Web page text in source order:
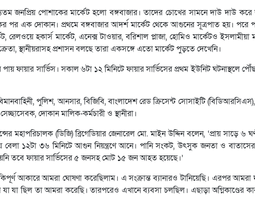
জনপ্রিয় পোশাকের মার্কেট হলো বঙ্গবাজার। তাদের চোখের সামনে দাউ দাউ
এক দোকান। প্রথমে বঙ্গবাজার আদর্শ মার্কেট থেকে আগুনের সূত্রপাত হয়। পরে
রেলওয়ে হকার্স মার্কেট, এনেক্স টাওয়ার, বরিশাল প্লাজা, হোমিও মার্কেটও ইসলামীয়া
স্থানীয়রাসহ প্রশাসন বলছে তারা একসঙ্গে এতো মার্কেট পুড়তে দেখেনি।
ফায়ার সার্ভিস। সকাল ৬টা ১২ মিনিটে ফায়ার সার্ভিসের প্রথম ইউনিট ঘটনাস্থলে
পুলিশ, আনসার, বিজিবি, বাংলাদেশ রেড ক্রিসেন্ট সোসাইটি
দোকান মালিক-কর্মচারী ও স্থানীরা।
মহাপরিচালক (ডিজি) ব্রিগেডিয়ার জেনারেল মো. মাইন উদ্দিন বলেন, ‘প্রায় সাড়ে
বেলা ১২টা ৩৬ মিনিটে আগুন নিয়ন্ত্রণে আনে। পানি সংকট, উৎসুক জনতা ও
তবে ফায়ার সার্ভিসের ৫ জনসহ মোট ১৫ জন আহত হয়েছে।’
আকারে আমরা ঘোষণা করেছিলাম। এ সংক্রান্ত ব্যানারও টানিয়েছি। এরপর আমরা
যা ছিল তা আমরা করেছি। তারপরেও এখানে ব্যবসা চলছিল। এছাড়া অগ্নিকাণ্ডের